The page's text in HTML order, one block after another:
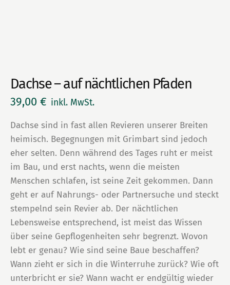
Dachse – auf nächtlichen Pfaden
39,00 € inkl. MwSt.
Dachse sind in fast allen Revieren unserer Breiten
heimisch. Begegnungen mit Grimbart sind jedoch
eher selten. Denn während des Tages ruht er meist
im Bau, und erst nachts, wenn die meisten
Menschen schlafen, ist seine Zeit gekommen. Dann
geht er auf Nahrungs- oder Partnersuche und steckt
stempelnd sein Revier ab. Der nächtlichen
Lebensweise entsprechend, ist meist das Wissen
über seine Gepflogenheiten sehr begrenzt. Wovon
lebt er genau? Wie sind seine Baue beschaffen?
Wann zieht er sich in die Winterruhe zurück? Wie oft
unterbricht er sie? Wann wacht er endgültig wieder